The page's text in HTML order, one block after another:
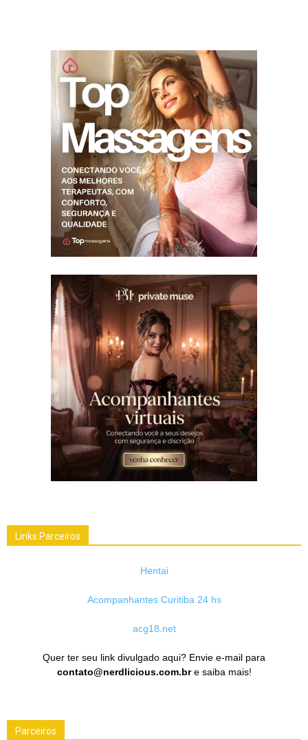
Links Parceiros
Hentai
Acompanhantes Curitiba 24 hs
acg18.net
Quer ter seu link divulgado aqui? Envie e-mail para
contato@nerdlicious.com.bre saiba mais!
Parceiros